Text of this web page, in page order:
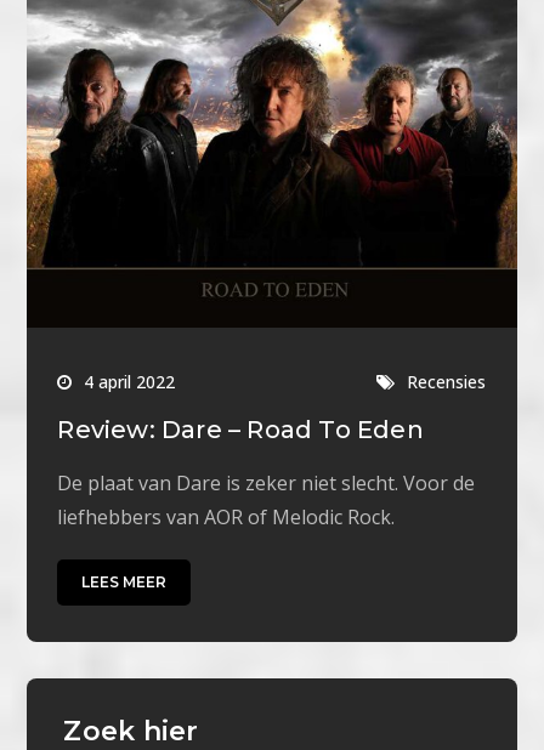
4 april 2022 Recensies
Review: Dare – Road To Eden
De plaat van Dare is zeker niet slecht. Voor de
liefhebbers van AOR of Melodic Rock.
LEES MEER
Zoek hier